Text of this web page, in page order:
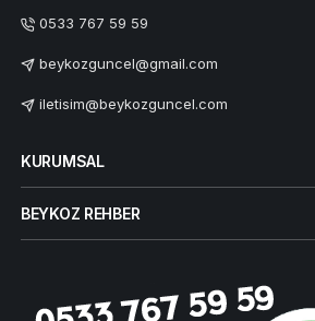
0533 767 59 59
beykozguncel@gmail.com
iletisim@beykozguncel.com
KURUMSAL
BEYKOZ REHBER